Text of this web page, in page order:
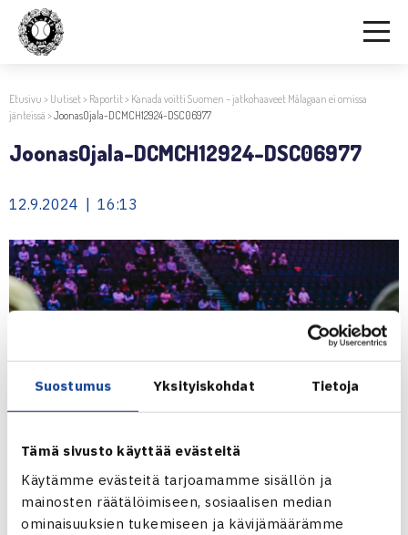
Suostumus Yksityiskohdat Tietoja
Tämä sivusto käyttää evästeitä
Käytämme evästeitä tarjoamamme sisällön ja
mainosten räätälöimiseen, sosiaalisen median
ominaisuuksien tukemiseen ja kävijämäärämme
Etusivu > Uutiset> Raportit> Kanada voitti Suomen – jatkohaaveet Málagaan ei omissa
jänteissä >JoonasOjala-DCMCH12924-DSC06977
JoonasOjala-DCMCH12924-DSC06977
12.9.2024 | 16:13